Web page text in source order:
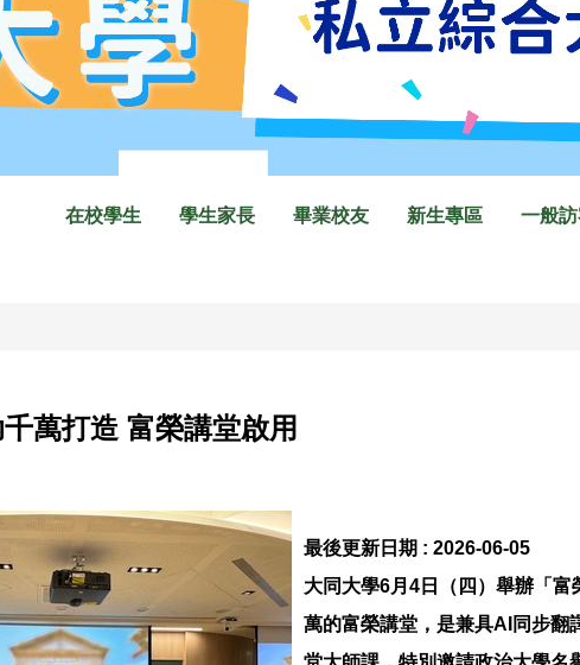
在校學生 學生家長 畢業校友 新生專區 一般
萬打造 富榮講堂啟用
最後更新日期 : 2026-06-05
大同大學6月4日（四）舉辦「
萬的富榮講堂，是兼具AI同步翻